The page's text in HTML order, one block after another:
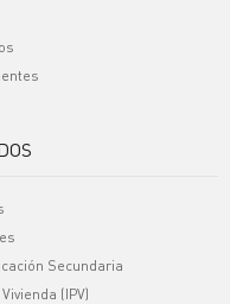
Secundaria
(IPV)